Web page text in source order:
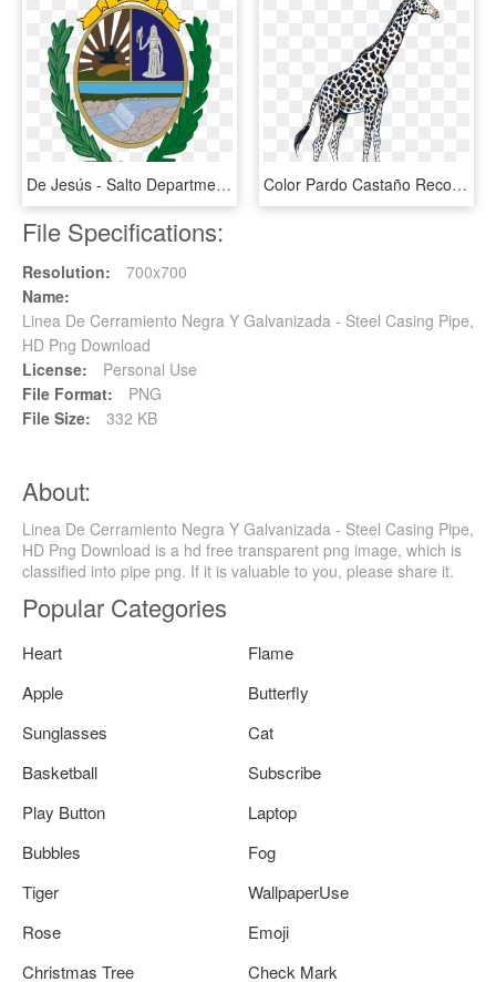
De Jesús - Salto Department, HD Png Download Color Pardo Castaño Recortado Por Una Red De Líneas - Giraffe, HD Png Download
File Specifications:
Resolution:
700x700
Name:
Linea De Cerramiento Negra Y Galvanizada - Steel Casing Pipe,
HD Png Download
License:
Personal Use
File Format:
PNG
File Size:
332 KB
About:
Linea De Cerramiento Negra Y Galvanizada - Steel Casing Pipe,
HD Png Download is a hd free transparent png image, which is
classified into pipe png. If it is valuable to you, please share it.
Popular Categories
Heart
Flame
Apple
Butterfly
Sunglasses
Cat
Basketball
Subscribe
Play Button
Laptop
Bubbles
Fog
Tiger
WallpaperUse
Rose
Emoji
Christmas Tree
Check Mark